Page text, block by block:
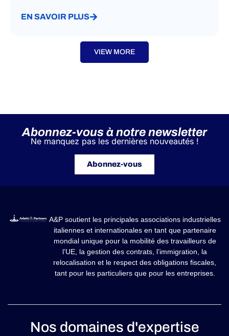
EN SAVOIR PLUS
VIEW MORE
Abonnez-vous à notre newsletter
Ne manquez pas les dernières nouveautés !
Abonnez-vous
A&P soutient les principales associations industrielles
italiennes et internationales en tant que partenaire
mondial unique pour la mobilité des travailleurs de
l’UE, la gestion des contrats, l’immigration, la
relocalisation et le respect des obligations fiscales,
tant pour les particuliers que pour les entreprises.
Nos domaines d'expertise